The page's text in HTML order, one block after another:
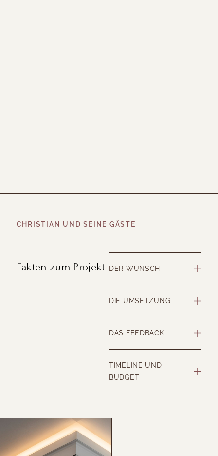
CHRISTIAN UND SEINE GÄSTE
Fakten zum Projekt DER WUNSCH
DIE UMSETZUNG
DAS FEEDBACK
TIMELINE UND
BUDGET